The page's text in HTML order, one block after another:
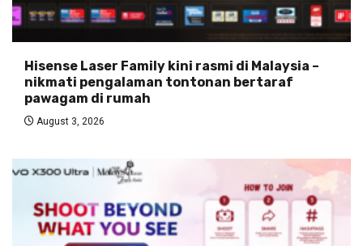
Hisense Laser Family kini rasmi di Malaysia –
nikmati pengalaman tontonan bertaraf
pawagam di rumah
August 3, 2026